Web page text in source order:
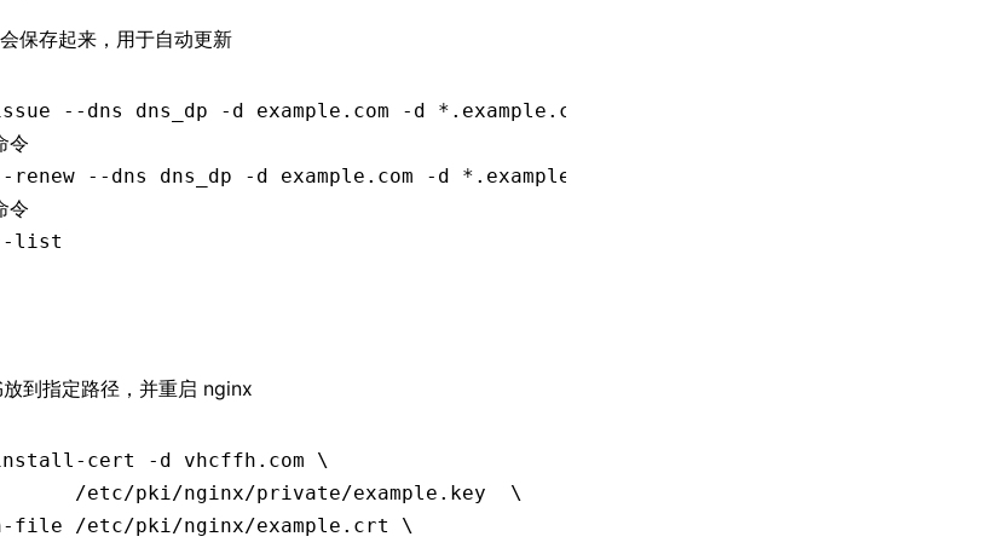
保存起来，用于自动更新
--dns dns_dp -d example.com -d *.example.com
令
renew --dns dns_dp -d example.com -d *.example.com
令
--list
到指定路径，并重启 nginx
cert -d vhcffh.com \
/etc/pki/nginx/private/example.key
  \
file /etc/pki/nginx/example.crt
\